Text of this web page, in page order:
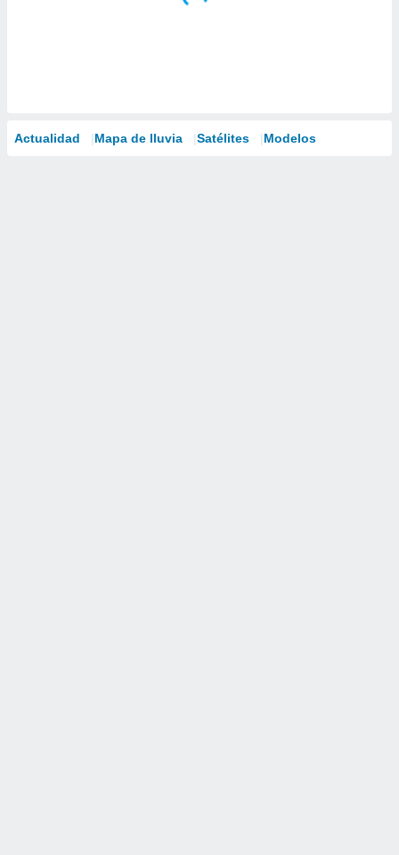
Actualidad Mapa de lluvia Satélites Modelos